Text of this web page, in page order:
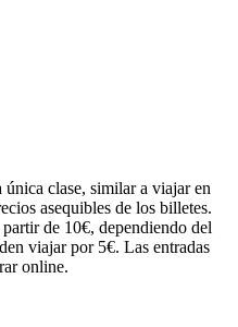
clase, similar a viajar en
asequibles de los billetes.
de 10€, dependiendo del
viajar por 5€. Las entradas
online.